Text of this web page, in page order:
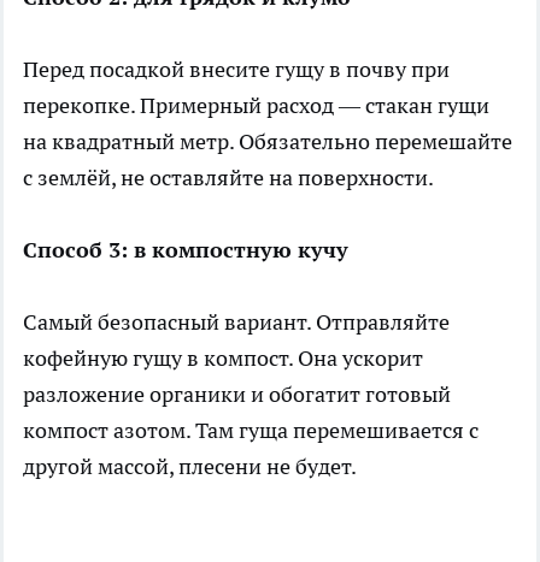
Перед посадкой внесите гущу в почву при
перекопке. Примерный расход — стакан гущи
на квадратный метр. Обязательно перемешайте
с землёй, не оставляйте на поверхности.
Способ 3: в компостную кучу
Самый безопасный вариант. Отправляйте
кофейную гущу в компост. Она ускорит
разложение органики и обогатит готовый
компост азотом. Там гуща перемешивается с
другой массой, плесени не будет.